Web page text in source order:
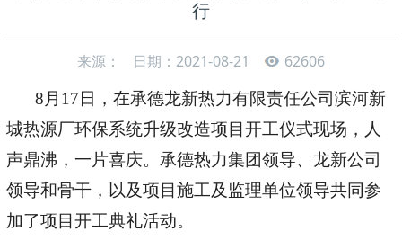
行
来源： 日期：2021-08-21 62606
8月17日，在承德龙新热力有限责任公司滨河新
城热源厂环保系统升级改造项目开工仪式现场，人
声鼎沸，一片喜庆。 承德热力集团领导、龙新公司
领导和骨干，以及项目施工及监理单位领导共同参
加了项目开工典礼活动。